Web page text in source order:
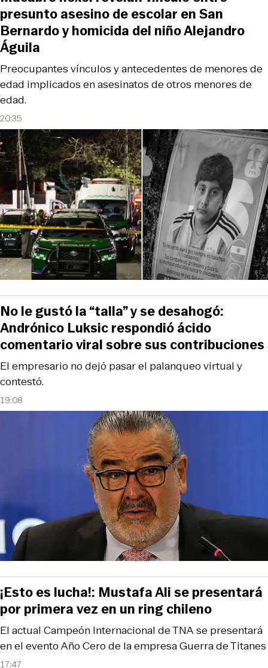
20:35
Preocupantes vínculos y antecedentes de menores de
edad implicados en asesinatos de otros menores de
edad.
presunto asesino de escolar en San
Bernardo y homicida del niño Alejandro
Águila
19:08
El empresario no dejó pasar el palanqueo virtual y
contestó.
No le gustó la “talla” y se desahogó:
Andrónico Luksic respondió ácido
comentario viral sobre sus contribuciones
17:47
El actual Campeón Internacional de TNA se presentará
en el evento Año Cero de la empresa Guerra de Titanes
¡Esto es lucha!: Mustafa Ali se presentará
por primera vez en un ring chileno